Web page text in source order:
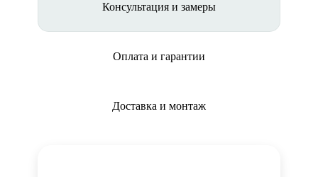
Консультация и замеры
Оплата и гарантии
Доставка и монтаж